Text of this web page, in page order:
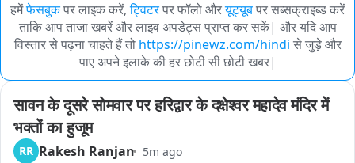
हमेंफेसबुकपर लाइक करें, ट्विटरपर फॉलो औरयूट्यूबपर सब्सक्राइब्ड करें
ताकि आप ताजा खबरें और लाइव अपडेट्स प्राप्त कर सकें| और यदि आप
विस्तार से पढ़ना चाहते हैं तो https://pinewz.com/hindi से जुड़े और
पाए अपने इलाके की हर छोटी सी छोटी खबर|
सावन के दूसरे सोमवार पर हरिद्वार के दक्षेश्वर महादेव मंदिर में
भक्तों का हुजूम
RR Rakesh Ranjan 5m ago